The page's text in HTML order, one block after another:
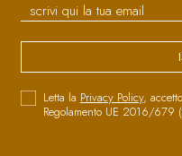
Letta la Privacy Policy,
Regolamento UE 2016/679